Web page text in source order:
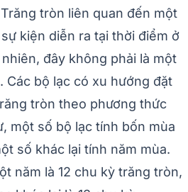
tròn liên quan đến một
kiện diễn ra tại thời điểm ở
đây không phải là một
Các bộ lạc có xu hướng đặt
tròn theo phương thức
một số bộ lạc tính bốn mùa
số khác lại tính năm mùa.
năm là 12 chu kỳ trăng tròn,